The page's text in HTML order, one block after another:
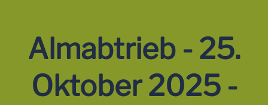
Almabtrieb - 25.
Oktober 2025 -